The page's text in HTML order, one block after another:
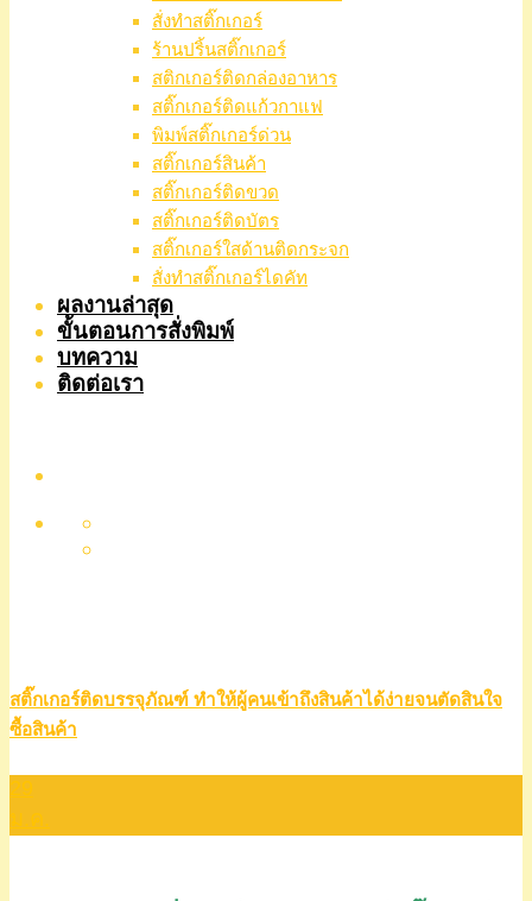
สั่งทำสติ๊กเกอร์
ร้านปริ้นสติ๊กเกอร์
สติกเกอร์ติดกล่องอาหาร
สติ๊กเกอร์ติดแก้วกาแฟ
พิมพ์สติ๊กเกอร์ด่วน
สติ๊กเกอร์สินค้า
สติ๊กเกอร์ติดขวด
สติ๊กเกอร์ติดบัตร
สติ๊กเกอร์ใสด้านติดกระจก
สั่งทําสติ๊กเกอร์ไดคัท
ผลงานล่าสุด
ขั้นตอนการสั่งพิมพ์
บทความ
ติดต่อเรา
สติ๊กเกอร์ติดบรรจุภัณฑ์ ทำให้ผู้คนเข้าถึงสินค้าได้ง่ายจนตัดสินใจ
ซื้อสินค้า
29
ม.ค.